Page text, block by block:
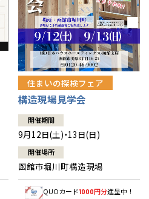
住まいの探検フェア
構造現場見学会
開催期間
9月12日(土)・13日(日)
開催場所
函館市堀川町構造現場
QUOカード1000円分進呈中！